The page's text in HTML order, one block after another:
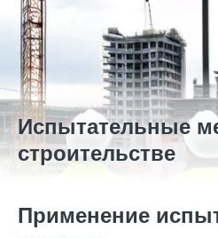
Испытательные
строительстве
Применение